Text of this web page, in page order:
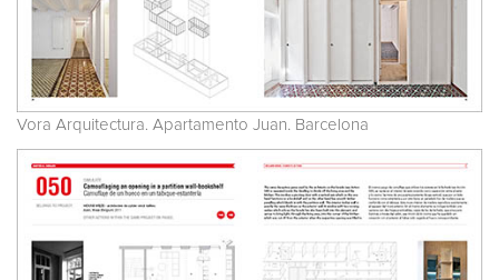
Vora Arquitectura. Apartamento Juan. Barcelona